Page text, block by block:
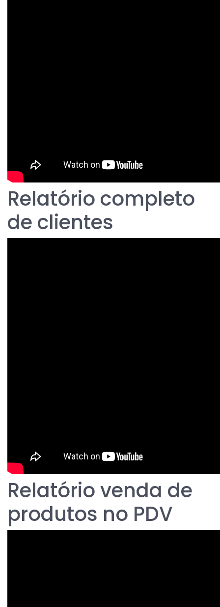
Relatório completo
de clientes
Relatório venda de
produtos no PDV